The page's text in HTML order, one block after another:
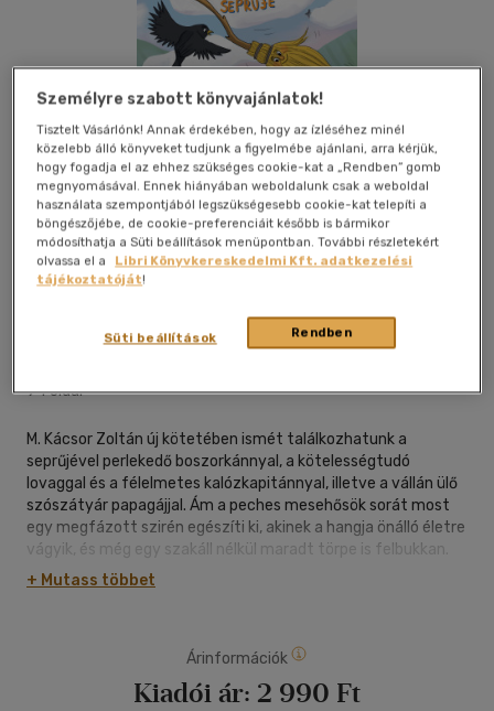
Kívánságlistához adom
94 oldal
M. Kácsor Zoltán új kötetében ismét találkozhatunk a
seprűjével perlekedő boszorkánnyal, a kötelességtudó
lovaggal és a félelmetes kalózkapitánnyal, illetve a vállán ülő
szószátyár papagájjal. Ám a peches mesehősök sorát most
egy megfázott szirén egészíti ki, akinek a hangja önálló életre
vágyik, és még egy szakáll nélkül maradt törpe is felbukkan.
De vajon ki hasogatja a szőrszálakat a varázs fodrászatban?
Minden kiderül, ha fellapozzátok ezt a Zatykó Bori illusztrátor
STARTOLJ RÁ AZ OLVASÁSRA!
+ Mutass többet
Árinformációk
Kiadói ár: 2 990 Ft
Személyre szabott könyvajánlatok!
Tisztelt Vásárlónk! Annak érdekében, hogy az ízléséhez minél
közelebb álló könyveket tudjunk a figyelmébe ajánlani, arra kérjük,
hogy fogadja el az ehhez szükséges cookie-kat a „Rendben” gomb
megnyomásával. Ennek hiányában weboldalunk csak a weboldal
használata szempontjából legszükségesebb cookie-kat telepíti a
böngészőjébe, de cookie-preferenciáit később is bármikor
módosíthatja a Süti beállítások menüpontban. További részletekért
olvassa el a
Libri Könyvkereskedelmi Kft. adatkezelési
tájékoztatóját!
Rendben
Süti beállítások